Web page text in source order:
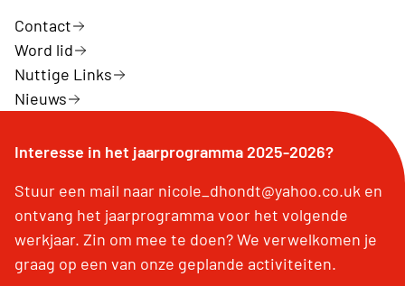
Contact
Word lid
Nuttige Links
Nieuws
Interesse in het jaarprogramma 2025-2026?
Stuur een mail naar nicole_dhondt@yahoo.co.uk en
ontvang het jaarprogramma voor het volgende
werkjaar. Zin om mee te doen? We verwelkomen je
graag op een van onze geplande activiteiten.